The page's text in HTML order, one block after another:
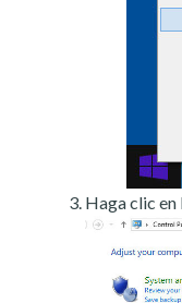
Haga clic